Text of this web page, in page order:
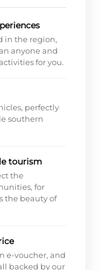
in the region,
anyone and
for you.
perfectly
southern
tourism
the
for
the beauty of
e-voucher, and
backed by our